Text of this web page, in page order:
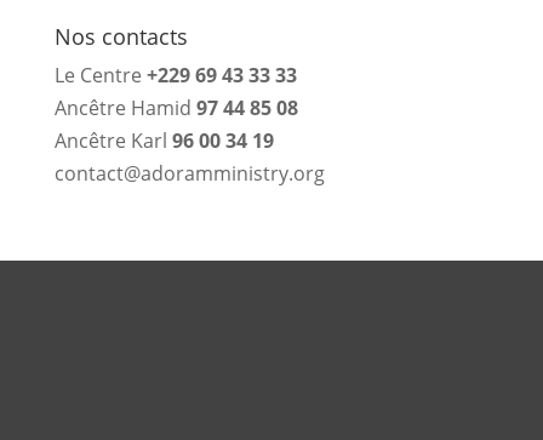
Nos contacts
Le Centre +229 69 43 33 33
Ancêtre Hamid 97 44 85 08
Ancêtre Karl 96 00 34 19
contact@adoramministry.org